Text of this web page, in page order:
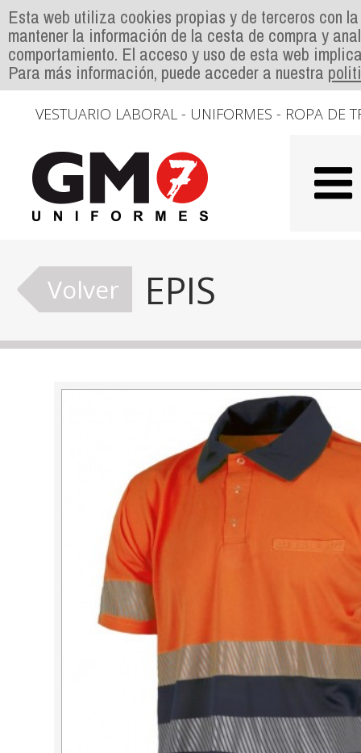
Esta web utiliza cookies propias y de terceros con
mantener la información de la cesta de compra y
comportamiento. El acceso y uso de esta web
Para más información, puede acceder a nuestra
VESTUARIO LABORAL - UNIFORMES - ROPA DE
Volver EPIS